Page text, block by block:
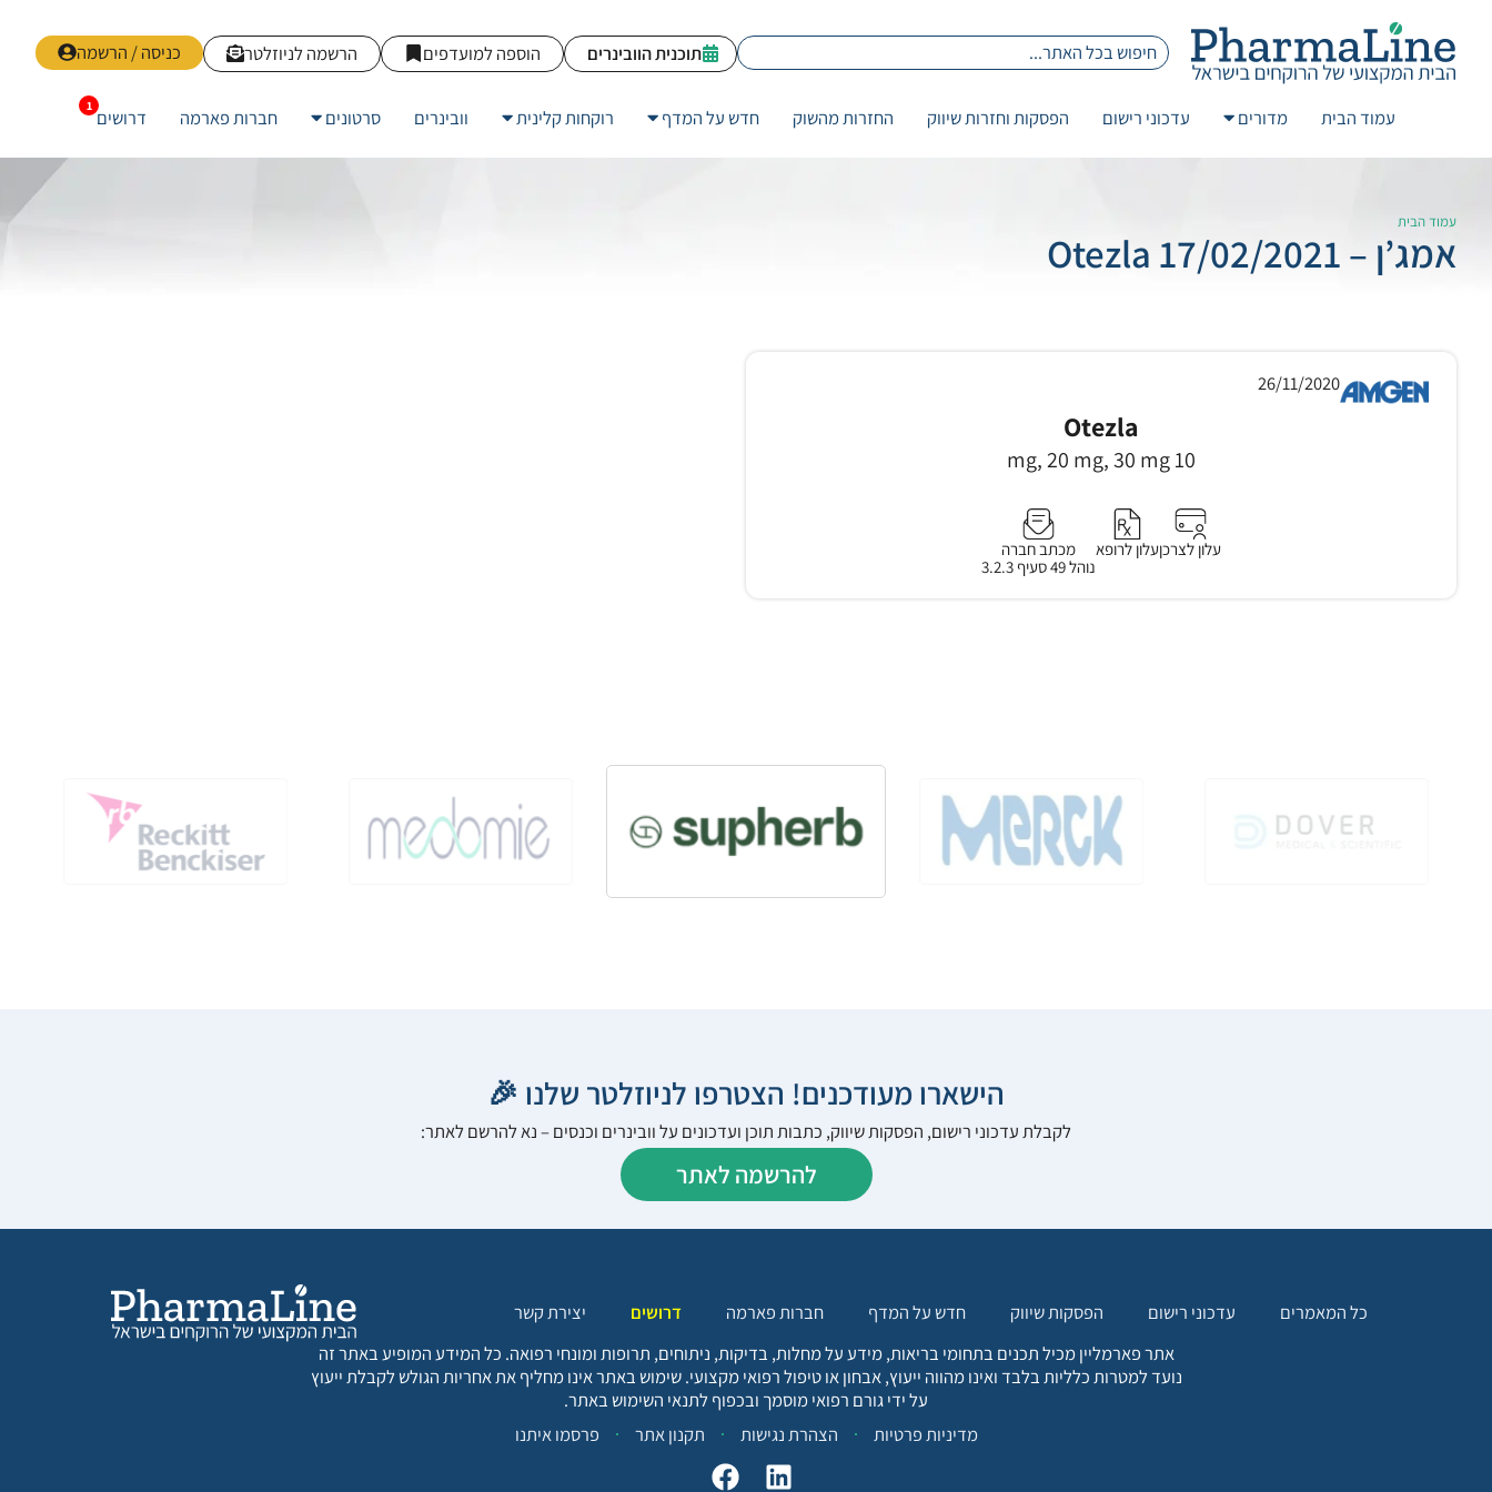
כניסה / הרשמה הרשמה לניוזלטר הוספה למועדפים תוכנית הוובינרים
עמוד הבית מדורים עדכוני רישום הפסקות וחזרות שיווק החזרות מהשוק חדש על המדף רוקחות קלינית וובינרים סרטונים חברות פארמה דרושים
עמוד הבית
אמג’ן – 17/02/2021 Otezla
26/11/2020
Otezla
10 mg, 20 mg, 30 mg
עלון לצרכןעלון לרופא
מכתב חברה
נוהל 49 סעיף 3.2.3
הישארו מעודכנים! הצטרפו לניוזלטר שלנו 🎉
לקבלת עדכוני רישום, הפסקות שיווק, כתבות תוכן ועדכונים על וובינרים וכנסים – נא להרשם לאתר:
להרשמה לאתר
כל המאמרים עדכוני רישום הפסקות שיווק חדש על המדף חברות פארמה דרושים
יצירת קשר
אתר פארמליין מכיל תכנים בתחומי בריאות, מידע על מחלות, בדיקות, ניתוחים, תרופות ומונחי רפואה. כל המידע המופיע באתר זה
נועד למטרות כלליות בלבד ואינו מהווה ייעוץ, אבחון או טיפול רפואי מקצועי. שימוש באתר אינו מחליף את אחריות הגולש לקבלת ייעוץ
על ידי גורם רפואי מוסמך ובכפוף לתנאי השימוש באתר.
מדיניות פרטיות
הצהרת נגישות תקנון אתר פרסמו איתנו